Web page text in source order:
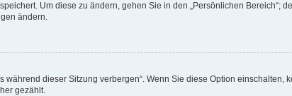
Um diese zu ändern, gehen Sie in den „Persönlichen Bereich“;
ändern.
dieser Sitzung verbergen“. Wenn Sie diese Option einschalten,
gezählt.